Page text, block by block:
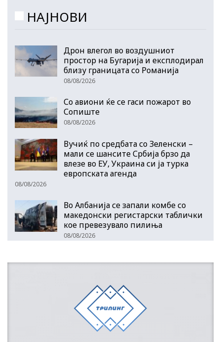
НАЈНОВИ
Дрон влегол во воздушниот
простор на Бугарија и експлодирал
близу границата со Романија
08/08/2026
Со авиони ќе се гаси пожарот во
Сопиште
08/08/2026
Вучиќ по средбата со Зеленски –
мали се шансите Србија брзо да
влезе во ЕУ, Украина си ја турка
европската агенда
08/08/2026
Во Албанија се запали комбе со
македонски регистарски таблички
кое превезувало пилиња
08/08/2026